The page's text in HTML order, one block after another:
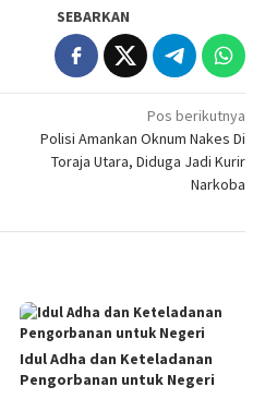
SEBARKAN
Pos berikutnya
Polisi Amankan Oknum Nakes Di
Toraja Utara, Diduga Jadi Kurir
Narkoba
Idul Adha dan Keteladanan
Pengorbanan untuk Negeri